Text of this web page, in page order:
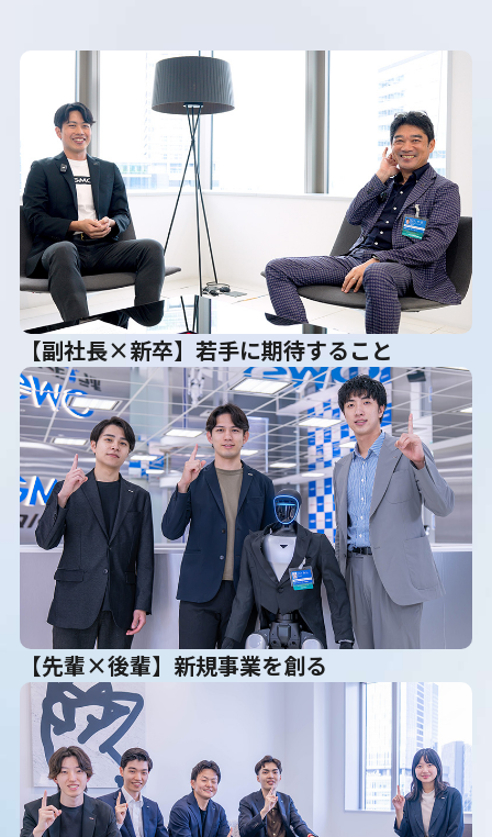
【副社長×新卒】若手に期待すること
【先輩×後輩】新規事業を創る